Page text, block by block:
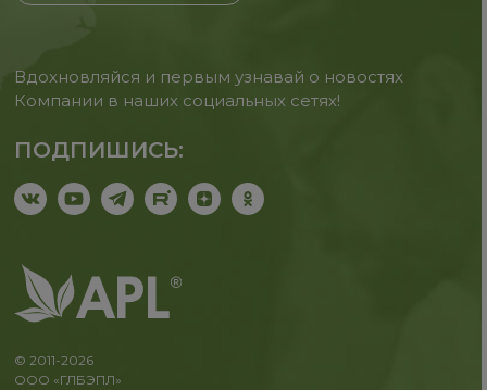
Вдохновляйся и первым узнавай о новостях
Компании в наших социальных сетях!
ПОДПИШИСЬ:
© 2011-2026
ООО «ГЛБЭПЛ»